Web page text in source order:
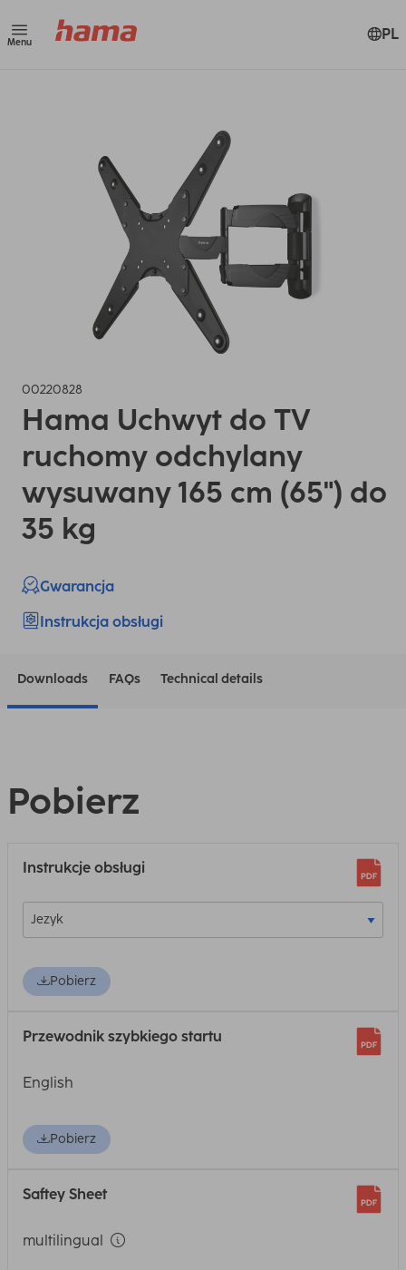
Menu PL
00220828
Hama Uchwyt do TV
ruchomy odchylany
wysuwany 165 cm (65") do
35 kg
Gwarancja
Instrukcja obsługi
Downloads FAQs Technical details
Pobierz
Instrukcje obsługi
Pobierz
Przewodnik szybkiego startu
English
Pobierz
Saftey Sheet
multilingual